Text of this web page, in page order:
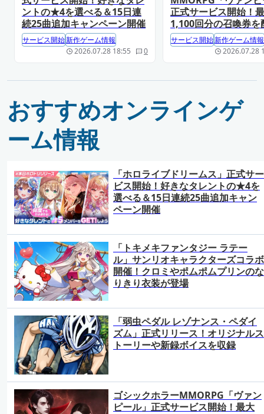
ントの★4を選べる＆15日連
続25曲追加キャンペーン開催
サービス開始新作ゲーム情報
2026.07.28 18:55
0
正式サービス開始！
1,100回分の召喚券を
サービス開始新作ゲーム情報
2026.07.28
おすすめオンラインゲ
ーム情報
「ホロライブドリームス」正式サー
ビス開始！好きなタレントの★4を
選べる＆15日連続25曲追加キャン
ペーン開催
「トキメキファンタジー ラテー
ル」サンリオキャラクターズコラボ
開催！クロミやポムポムプリンのな
りきり衣装が登場
「弱虫ペダル レゾナンス・ペダイ
ズム」正式リリース！オリジナルス
トーリーや新録ボイスを収録
ゴシックホラーMMORPG「ヴァン
ピール」正式サービス開始！最大